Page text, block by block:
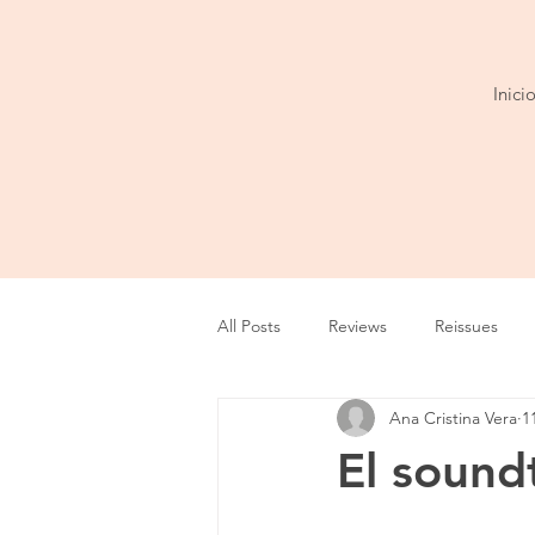
Inicio
All Posts Reviews Reissues
Entrevista Show Tour
El
Ana Cristina Vera